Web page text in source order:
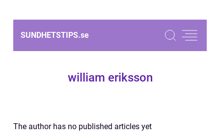
SUNDHETSTIPS.se
william eriksson
The author has no published articles yet